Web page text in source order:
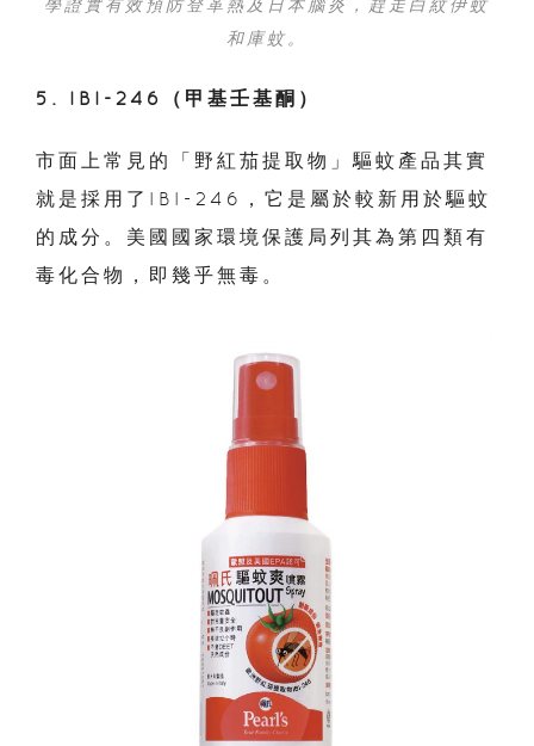
學證實有效預防登革熱及日本腦炎，趕走白紋伊蚊
和庫蚊。
5. IBI-246（甲基壬基酮）
市面上常見的「野紅茄提取物」驅蚊產品其實
就是採用了IBI-246，它是屬於較新用於驅蚊
的成分。美國國家環境保護局列其為第四類有
毒化合物，即幾乎無毒。